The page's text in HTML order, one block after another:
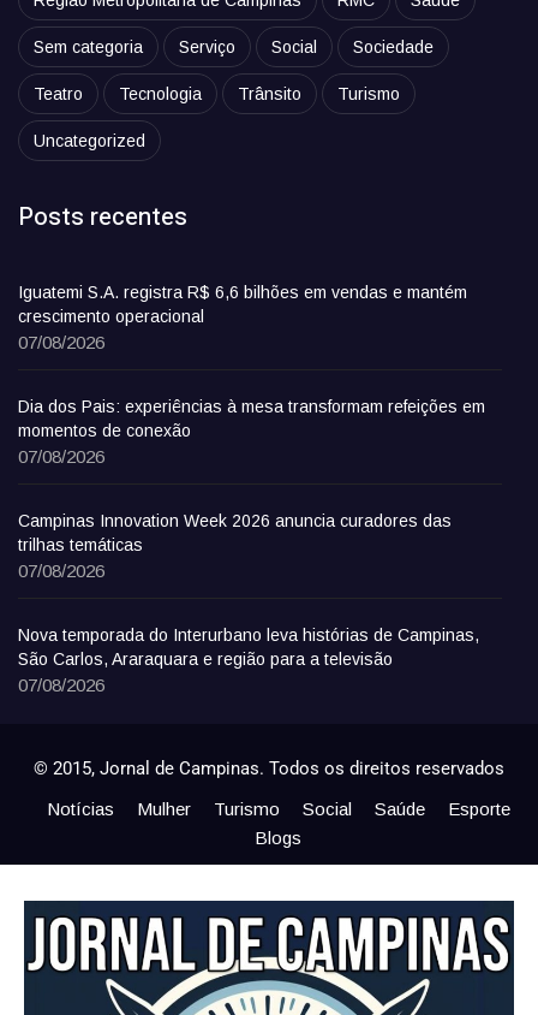
Sem categoria Serviço Social Sociedade
Teatro Tecnologia Trânsito Turismo
Uncategorized
Posts recentes
Iguatemi S.A. registra R$ 6,6 bilhões em vendas e mantém
crescimento operacional
07/08/2026
Dia dos Pais: experiências à mesa transformam refeições em
momentos de conexão
07/08/2026
Campinas Innovation Week 2026 anuncia curadores das
trilhas temáticas
07/08/2026
Nova temporada do Interurbano leva histórias de Campinas,
São Carlos, Araraquara e região para a televisão
07/08/2026
© 2015, Jornal de Campinas. Todos os direitos reservados
Notícias Mulher Turismo Social Saúde
Esporte
Blogs